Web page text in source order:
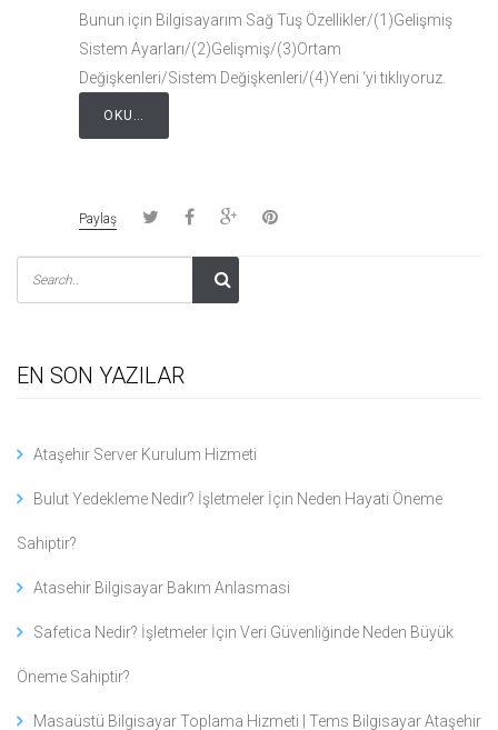
Bunun için Bilgisayarım Sağ Tuş Özellikler/(1)Gelişmiş
Sistem Ayarları/(2)Gelişmiş/(3)Ortam
Değişkenleri/Sistem Değişkenleri/(4)Yeni ‘yi tıklıyoruz.
OKU…
Paylaş
EN SON YAZILAR
Ataşehir Server Kurulum Hizmeti
Bulut Yedekleme Nedir? İşletmeler İçin Neden Hayati Öneme
Sahiptir?
Atasehir Bilgisayar Bakım Anlasmasi
Safetica Nedir? İşletmeler İçin Veri Güvenliğinde Neden Büyük
Öneme Sahiptir?
Masaüstü Bilgisayar Toplama Hizmeti | Tems Bilgisayar Ataşehir